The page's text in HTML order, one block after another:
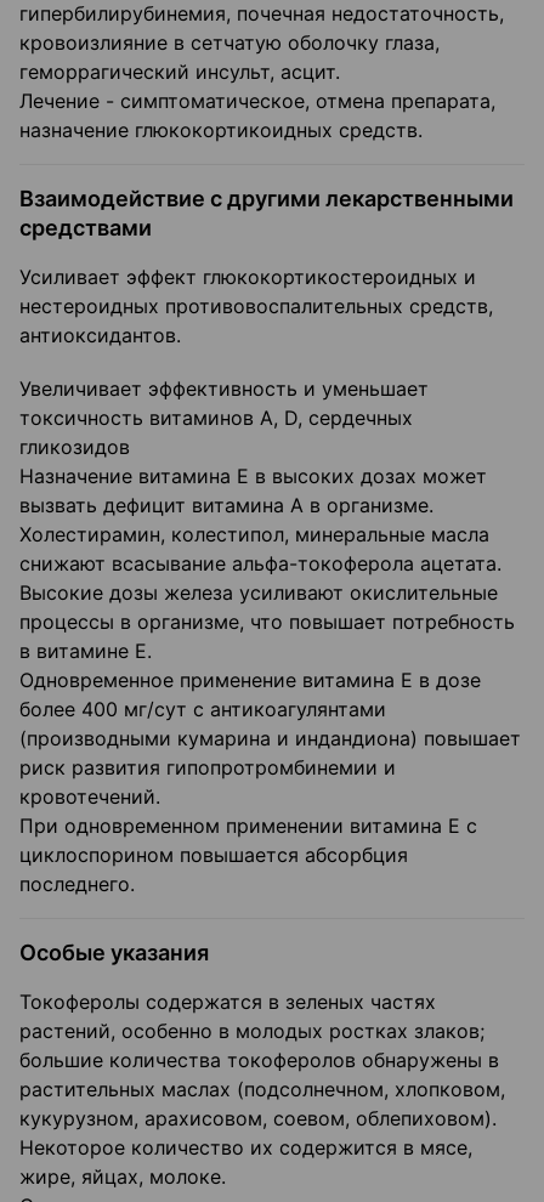
гипербилирубинемия, почечная недостаточность,
кровоизлияние в сетчатую оболочку глаза,
геморрагический инсульт, асцит.
Лечение - симптоматическое, отмена препарата,
назначение глюкокортикоидных средств.
Взаимодействие с другими лекарственными
средствами
Усиливает эффект глюкокортикостероидных и
нестероидных противовоспалительных средств,
антиоксидантов.
Увеличивает эффективность и уменьшает
токсичность витаминов A, D, сердечных
гликозидов
Назначение витамина Е в высоких дозах может
вызвать дефицит витамина А в организме.
Холестирамин, колестипол, минеральные масла
снижают всасывание альфа-токоферола ацетата.
Высокие дозы железа усиливают окислительные
процессы в организме, что повышает потребность
в витамине Е.
Одновременное применение витамина Е в дозе
более 400 мг/сут с антикоагулянтами
(производными кумарина и индандиона) повышает
риск развития гипопротромбинемии и
кровотечений.
При одновременном применении витамина Е с
циклоспорином повышается абсорбция
последнего.
Особые указания
Токоферолы содержатся в зеленых частях
растений, особенно в молодых ростках злаков;
большие количества токоферолов обнаружены в
растительных маслах (подсолнечном, хлопковом,
кукурузном, арахисовом, соевом, облепиховом).
Некоторое количество их содержится в мясе,
жире, яйцах, молоке.